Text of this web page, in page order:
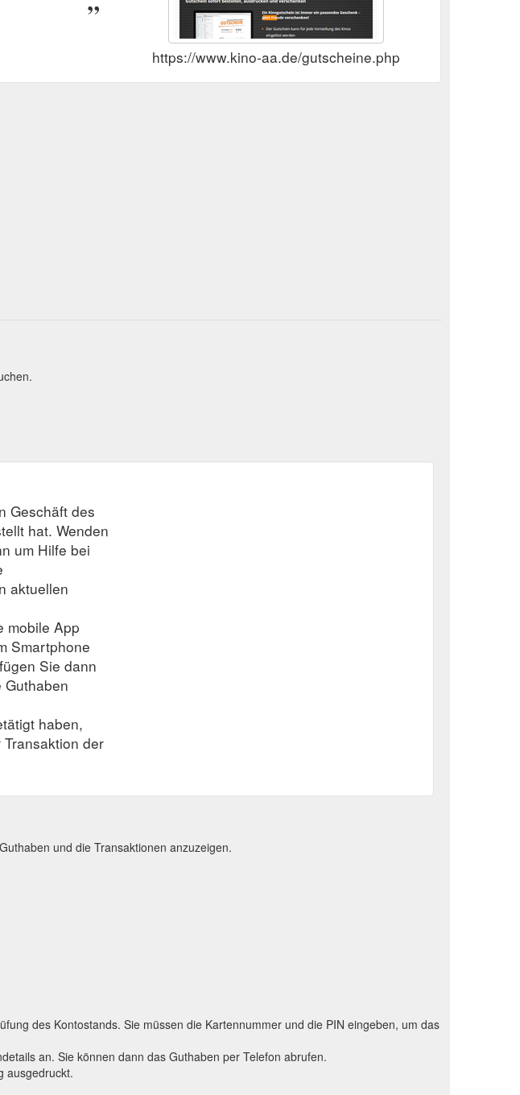
https://www.kino-aa.de/gutscheine.php
Geschäft des
hat. Wenden
um Hilfe bei
aktuellen
mobile App
Smartphone
Sie dann
haben,
der
und die Transaktionen anzuzeigen.
des Kontostands. Sie müssen die Kartennummer und die PIN eingeben, um das
an. Sie können dann das Guthaben per Telefon abrufen.
ausgedruckt.